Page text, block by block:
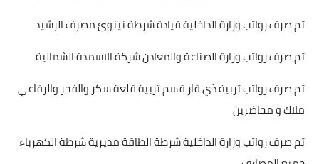
تم صرف رواتب وزارة الداخلية قيادة شرطة نينوئ مصرف الرشيد
تم صرف رواتب وزارة الصناعة والمعادن شركة الاسمدة الشمالية
تم صرف رواتب تربية ذي قار قسم تربية قلعة سكر والفجر والرفاعي
ملاك و محاضرين
تم صرف رواتب وزارة الداخلية شرطة الطاقة مديرية شرطة الكهرباء